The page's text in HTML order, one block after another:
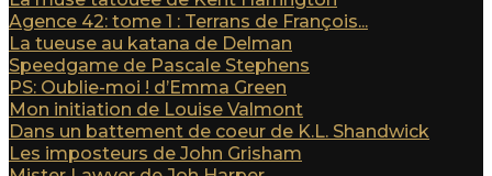
Agence 42: tome 1 : Terrans de François...
La tueuse au katana de Delman
Speedgame de Pascale Stephens
PS: Oublie-moi ! d’Emma Green
Mon initiation de Louise Valmont
Dans un battement de coeur de K.L. Shandwick
Les imposteurs de John Grisham